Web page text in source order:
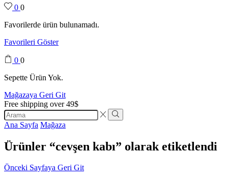
0 0
Favorilerde ürün bulunamadı.
Favorileri Göster
0 0
Sepette Ürün Yok.
Mağazaya Geri Git
Free shipping over 49$
Search
input
Search
Ana Sayfa Mağaza
Ürünler “cevşen kabı” olarak etiketlendi
Önceki Sayfaya Geri Git